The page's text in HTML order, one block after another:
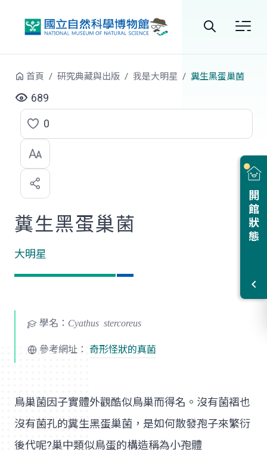
站
尋
開館狀態
首頁 研究典藏與出版 我是大明星 糞生黑蛋巢菌
689
點
選
喜
歡
0
糞生黑蛋巢菌
大明星
學名： Cyathus stercoreus
參考網址： 奇形怪狀的真菌
鳥巢菌因子實體外觀酷似鳥巢而得名。沒有菌褶也
沒有菌孔的糞生黑蛋巢菌，是如何散發孢子來繁衍
後代呢?巢中類似鳥蛋的構造稱為小孢體